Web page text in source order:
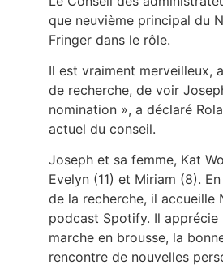
que neuvième principal du
Fringer dans le rôle.
Il est vraiment merveilleux,
de recherche, de voir
nomination », a déclaré
actuel du conseil.
Joseph et sa femme, Kat
Evelyn (11) et Miriam (8).
de la recherche, il accueille
podcast Spotify. Il
marche en brousse, la
rencontre de nouvelles